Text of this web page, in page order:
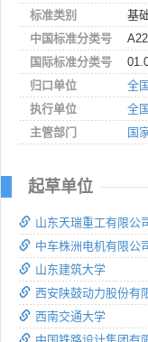
标准类别
基
中国标准分类号
A22
国际标准分类号
归口单位
全
执行单位
全
主管部门
国
起草单位
山东天瑞重工有限公
中车株洲电机有限公
山东建筑大学
西安陕鼓动力股份有
西南交通大学